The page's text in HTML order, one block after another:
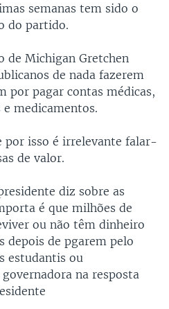
semanas tem sido o
do partido.
de Michigan Gretchen
de nada fazerem
por pagar contas médicas,
medicamentos.
por isso é irrelevante falar-
de valor.
diz sobre as
é que milhões de
ou não têm dinheiro
depois de pgarem pelo
estudantis ou
na resposta